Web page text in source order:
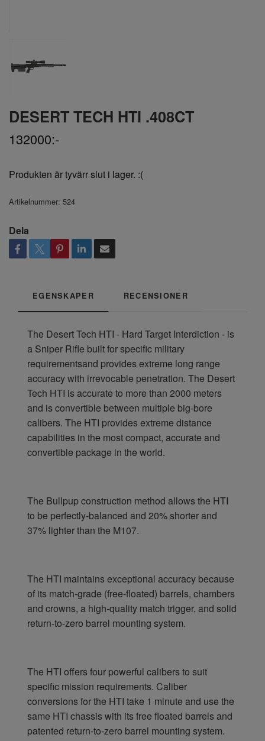
DESERT TECH HTI .408CT
132000:-
Produkten är tyvärr slut i lager. :(
Artikelnummer: 524
Dela
EGENSKAPER RECENSIONER
The Desert Tech HTI - Hard Target Interdiction - is
a Sniper Rifle built for specific military
requirementsand provides extreme long range
accuracy with irrevocable penetration. The Desert
Tech HTI is accurate to more than 2000 meters
and is convertible between multiple big-bore
calibers. The HTI provides extreme distance
capabilities in the most compact, accurate and
convertible package in the world.
The Bullpup construction method allows the HTI
to be perfectly-balanced and 20% shorter and
37% lighter than the M107.
The HTI maintains exceptional accuracy because
of its match-grade (free-floated) barrels, chambers
and crowns, a high-quality match trigger, and solid
return-to-zero barrel mounting system.
The HTI offers four powerful calibers to suit
specific mission requirements. Caliber
conversions for the HTI take 1 minute and use the
same HTI chassis with its free floated barrels and
patented return-to-zero barrel mounting system.